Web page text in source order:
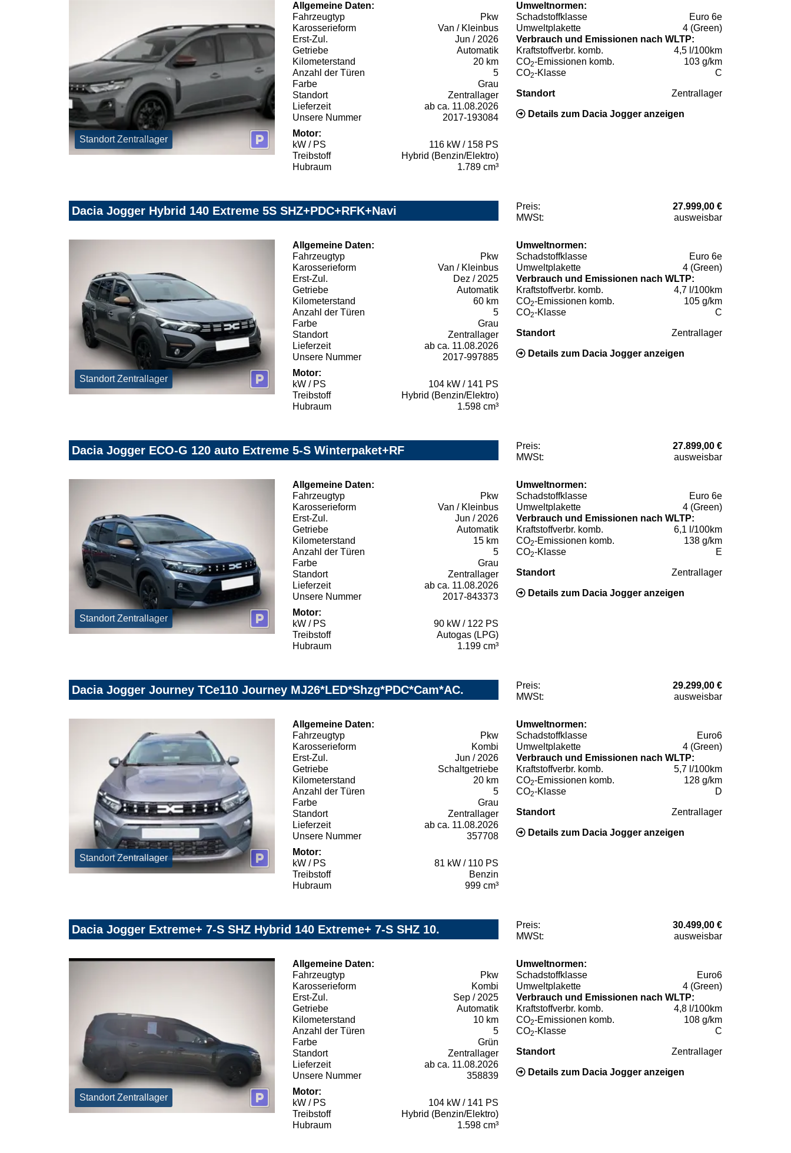
Standort Zentrallager
Allgemeine Daten:
Fahrzeugtyp
Pkw
Karosserieform
Van / Kleinbus
Erst-Zul.
Jun / 2026
Getriebe
Automatik
Kilometerstand
20 km
Anzahl der Türen
5
Farbe
Grau
Standort
Zentrallager
Lieferzeit
ab ca. 11.08.2026
Unsere Nummer
2017-193084
Motor:
kW / PS
116 kW / 158 PS
Treibstoff
Hybrid (Benzin/Elektro)
Hubraum
1.789 cm³
Umweltnormen:
Schadstoffklasse
Euro 6e
Umweltplakette
4 (Green)
Verbrauch und Emissionen nach WLTP:
Kraftstoffverbr. komb.
4,5 l/100km
CO2-Emissionen komb.
103 g/km
CO2-Klasse C
Standort Zentrallager
Details zum Dacia Jogger anzeigen
Dacia Jogger Hybrid 140 Extreme 5S SHZ+PDC+RFK+Navi Preis:
27.999,00 €
MWSt:
ausweisbar
Standort Zentrallager
Allgemeine Daten:
Fahrzeugtyp
Pkw
Karosserieform
Van / Kleinbus
Erst-Zul.
Dez / 2025
Getriebe
Automatik
Kilometerstand
60 km
Anzahl der Türen
5
Farbe
Grau
Standort
Zentrallager
Lieferzeit
ab ca. 11.08.2026
Unsere Nummer
2017-997885
Motor:
kW / PS
104 kW / 141 PS
Treibstoff
Hybrid (Benzin/Elektro)
Hubraum
1.598 cm³
Umweltnormen:
Schadstoffklasse
Euro 6e
Umweltplakette
4 (Green)
Verbrauch und Emissionen nach WLTP:
Kraftstoffverbr. komb.
4,7 l/100km
CO2-Emissionen komb.
105 g/km
CO2-Klasse C
Standort Zentrallager
Details zum Dacia Jogger anzeigen
Dacia Jogger ECO-G 120 auto Extreme 5-S Winterpaket+RF Preis:
27.899,00 €
MWSt:
ausweisbar
Standort Zentrallager
Allgemeine Daten:
Fahrzeugtyp
Pkw
Karosserieform
Van / Kleinbus
Erst-Zul.
Jun / 2026
Getriebe
Automatik
Kilometerstand
15 km
Anzahl der Türen
5
Farbe
Grau
Standort
Zentrallager
Lieferzeit
ab ca. 11.08.2026
Unsere Nummer
2017-843373
Motor:
kW / PS
90 kW / 122 PS
Treibstoff
Autogas (LPG)
Hubraum
1.199 cm³
Umweltnormen:
Schadstoffklasse
Euro 6e
Umweltplakette
4 (Green)
Verbrauch und Emissionen nach WLTP:
Kraftstoffverbr. komb.
6,1 l/100km
CO2-Emissionen komb.
138 g/km
CO2-Klasse E
Standort Zentrallager
Details zum Dacia Jogger anzeigen
Dacia Jogger Journey TCe110 Journey MJ26*LED*Shzg*PDC*Cam*AC. Preis:
29.299,00 €
MWSt:
ausweisbar
Standort Zentrallager
Allgemeine Daten:
Fahrzeugtyp
Pkw
Karosserieform
Kombi
Erst-Zul.
Jun / 2026
Getriebe
Schaltgetriebe
Kilometerstand
20 km
Anzahl der Türen
5
Farbe
Grau
Standort
Zentrallager
Lieferzeit
ab ca. 11.08.2026
Unsere Nummer
357708
Motor:
kW / PS
81 kW / 110 PS
Treibstoff
Benzin
Hubraum
999 cm³
Umweltnormen:
Schadstoffklasse
Euro6
Umweltplakette
4 (Green)
Verbrauch und Emissionen nach WLTP:
Kraftstoffverbr. komb.
5,7 l/100km
CO2-Emissionen komb.
128 g/km
CO2-Klasse D
Standort Zentrallager
Details zum Dacia Jogger anzeigen
Dacia Jogger Extreme+ 7-S SHZ Hybrid 140 Extreme+ 7-S SHZ 10. Preis:
30.499,00 €
MWSt:
ausweisbar
Standort Zentrallager
Allgemeine Daten:
Fahrzeugtyp
Pkw
Karosserieform
Kombi
Erst-Zul.
Sep / 2025
Getriebe
Automatik
Kilometerstand
10 km
Anzahl der Türen
5
Farbe
Grün
Standort
Zentrallager
Lieferzeit
ab ca. 11.08.2026
Unsere Nummer
358839
Motor:
kW / PS
104 kW / 141 PS
Treibstoff
Hybrid (Benzin/Elektro)
Hubraum
1.598 cm³
Umweltnormen:
Schadstoffklasse
Euro6
Umweltplakette
4 (Green)
Verbrauch und Emissionen nach WLTP:
Kraftstoffverbr. komb.
4,8 l/100km
CO2-Emissionen komb.
108 g/km
CO2-Klasse C
Standort Zentrallager
Details zum Dacia Jogger anzeigen